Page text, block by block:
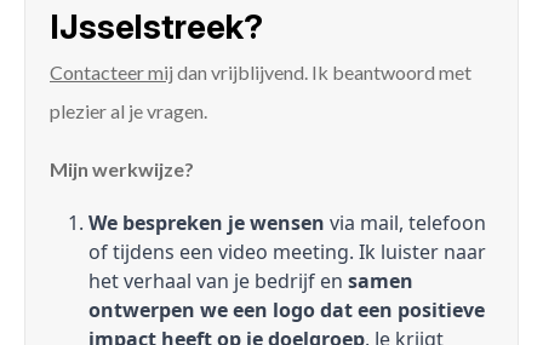
IJsselstreek?
Contacteer mij dan vrijblijvend. Ik beantwoord met
plezier al je vragen.
Mijn werkwijze?
We bespreken je wensen via mail, telefoon
of tijdens een video meeting. Ik luister naar
het verhaal van je bedrijf en samen
ontwerpen we een logo dat een positieve
impact heeft op je doelgroep. Je krijgt